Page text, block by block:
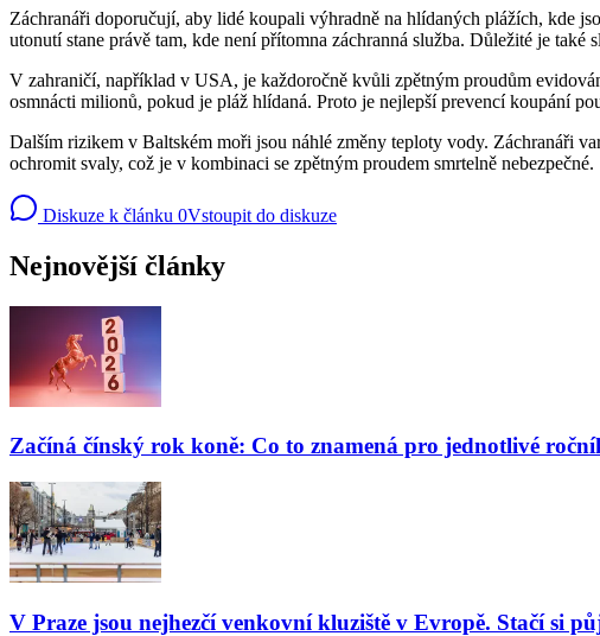
Záchranáři doporučují, aby lidé koupali výhradně na hlídaných plážích, kde
utonutí stane právě tam, kde není přítomna záchranná služba. Důležité je
V zahraničí, například v USA, je každoročně kvůli zpětným proudům
osmnácti milionů, pokud je pláž hlídaná. Proto je nejlepší prevencí koupání
Dalším rizikem v Baltském moři jsou náhlé změny teploty vody. Záchranáři
ochromit svaly, což je v kombinaci se zpětným proudem smrtelně nebezpečné.
Diskuze k článku 0Vstoupit do diskuze
Nejnovější články
Začíná čínský rok koně: Co to znamená pro jednotlivé
V Praze jsou nejhezčí venkovní kluziště v Evropě. Stačí si